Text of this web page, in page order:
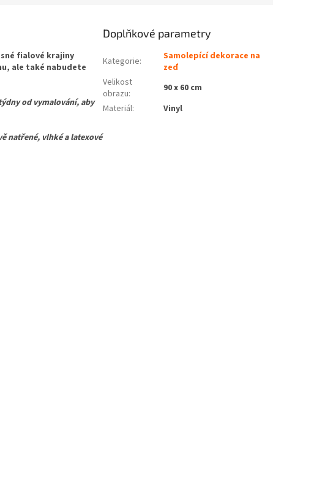
fialové krajiny
ale také nabudete
od vymalování, aby
natřené, vlhké a latexové
Doplňkové parametry
Kategorie:
Samolepící dekorace na
zeď
Velikost
obrazu:
90 x 60 cm
Materiál: Vinyl